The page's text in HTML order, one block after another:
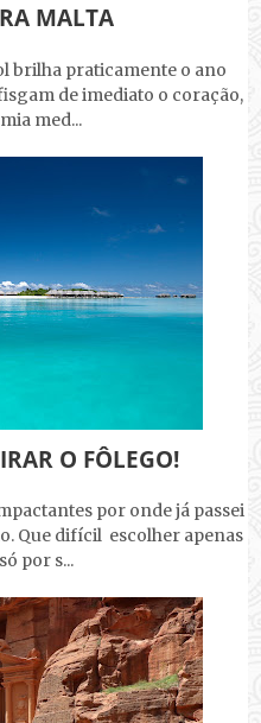
MALTA
brilha praticamente o ano
de imediato o coração,
med...
O FÔLEGO!
por onde já passei
Que difícil escolher apenas
por s...